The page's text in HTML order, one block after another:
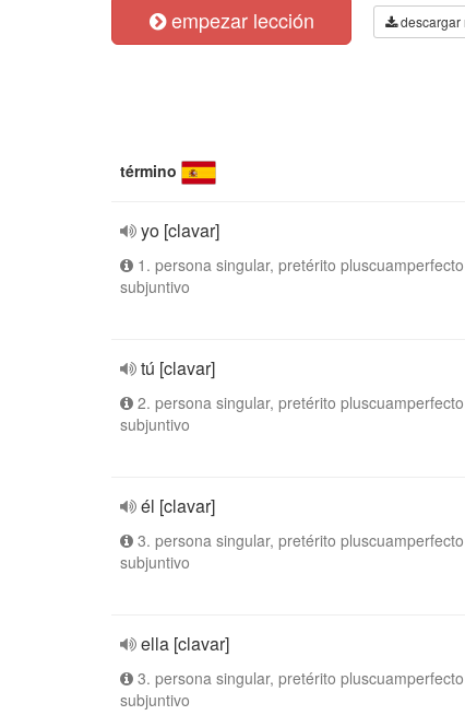
empezar lección descargar
término
yo [clavar]
1. persona singular, pretérito
subjuntivo
tú [clavar]
2. persona singular, pretérito
subjuntivo
él [clavar]
3. persona singular, pretérito
subjuntivo
ella [clavar]
3. persona singular, pretérito
subjuntivo